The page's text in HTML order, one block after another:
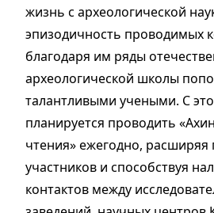
жизнь с археологической
эпизодичность проводимых
благодаря им ряды
археологической школы
талантливыми учеными. С
планируется проводить
чтения» ежегодно, расширяя
участников и способствуя
контактов между